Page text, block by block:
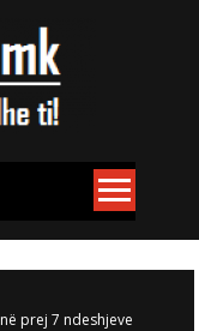
prej 7 ndeshjeve